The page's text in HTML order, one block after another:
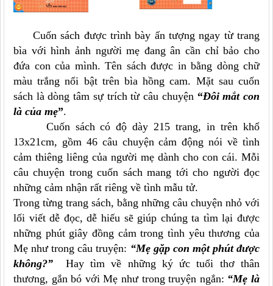
Cuốn sách được trình bày ấn tượng ngay từ trang
bìa với hình ảnh người mẹ đang ân cần chỉ bảo cho
đứa con của mình. Tên sách được in bằng dòng chữ
màu trắng nổi bật trên bìa hồng cam. Mặt sau cuốn
sách là dòng tâm sự trích từ câu chuyện “Đôi mắt con
là của mẹ”.
Cuốn sách có độ dày 215 trang, in trên khổ
13x21cm, gồm 46 câu chuyện cảm động nói về tình
cảm thiêng liêng của người mẹ dành cho con cái. Mỗi
câu chuyện trong cuốn sách mang tới cho người đọc
những cảm nhận rất riêng về tình mẫu tử.
Trong từng trang sách, bằng những câu chuyện nhỏ với
lối viết dễ đọc, dễ hiểu sẽ giúp chúng ta tìm lại được
những phút giây đồng cảm trong tình yêu thương của
Mẹ như trong câu truyện: “Mẹ gặp con một phút được
không?” Hay tìm về những ký ức tuổi thơ thân
thương, gắn bó với Mẹ như trong truyện ngắn: “Mẹ là